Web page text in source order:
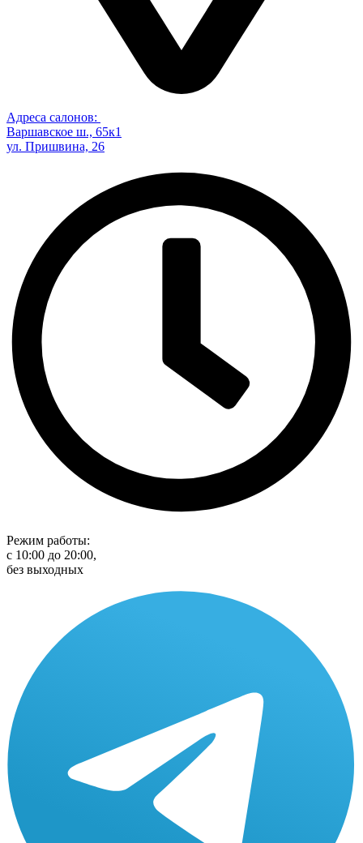
Адреса салонов:
Варшавское ш., 65к1
ул. Пришвина, 26
Режим работы:
с 10:00 до 20:00,
без выходных